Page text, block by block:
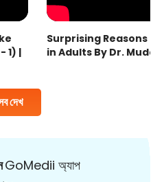
দেখ
1) |
Surprising Reasons
in Adults By Dr.
GoMedii অ্যাপ